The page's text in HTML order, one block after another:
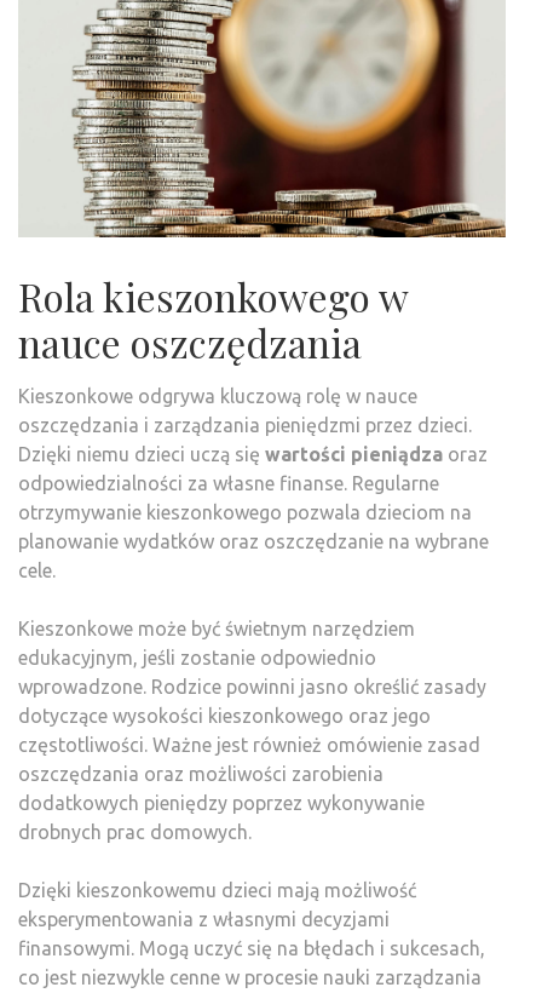
Rola kieszonkowego w
nauce oszczędzania
Kieszonkowe odgrywa kluczową rolę w nauce
oszczędzania i zarządzania pieniędzmi przez dzieci.
Dzięki niemu dzieci uczą się wartości pieniądza oraz
odpowiedzialności za własne finanse. Regularne
otrzymywanie kieszonkowego pozwala dzieciom na
planowanie wydatków oraz oszczędzanie na wybrane
cele.
Kieszonkowe może być świetnym narzędziem
edukacyjnym, jeśli zostanie odpowiednio
wprowadzone. Rodzice powinni jasno określić zasady
dotyczące wysokości kieszonkowego oraz jego
częstotliwości. Ważne jest również omówienie zasad
oszczędzania oraz możliwości zarobienia
dodatkowych pieniędzy poprzez wykonywanie
drobnych prac domowych.
Dzięki kieszonkowemu dzieci mają możliwość
eksperymentowania z własnymi decyzjami
finansowymi. Mogą uczyć się na błędach i sukcesach,
co jest niezwykle cenne w procesie nauki zarządzania